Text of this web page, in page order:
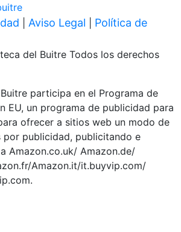
Aviso Legal
Política de
del Buitre Todos los derechos
participa en el Programa de
EU, un programa de publicidad para
ofrecer a sitios web un modo de
por publicidad, publicitando e
Amazon.co.uk/ Amazon.de/
Amazon.it/it.buyvip.com/